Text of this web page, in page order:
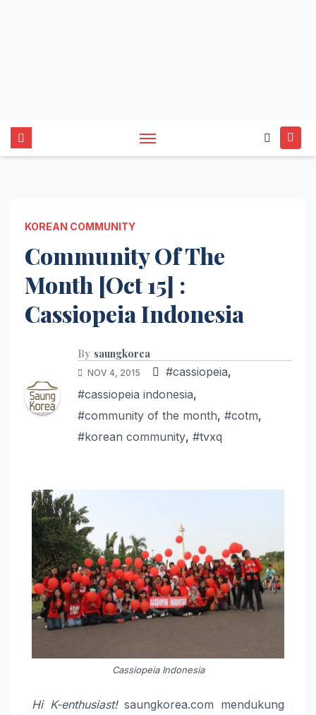
KOREAN COMMUNITY
Community Of The
Month [Oct 15] :
Cassiopeia Indonesia
By saungkorea
NOV 4, 2015 #cassiopeia,
#cassiopeia indonesia,
#community of the month, #cotm,
#korean community, #tvxq
Cassiopeia Indonesia
Hi K-enthusiast!saungkorea.com mendukung